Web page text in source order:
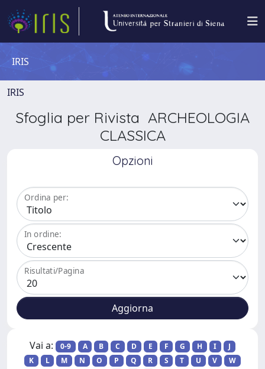
IRIS
IRIS
Sfoglia per Rivista ARCHEOLOGIA
CLASSICA
Opzioni
Ordina per:
In ordine:
Risultati/Pagina
Vai a: 0-9 A B C D E F G H I
J
K
L M N O P Q R S T U V
W